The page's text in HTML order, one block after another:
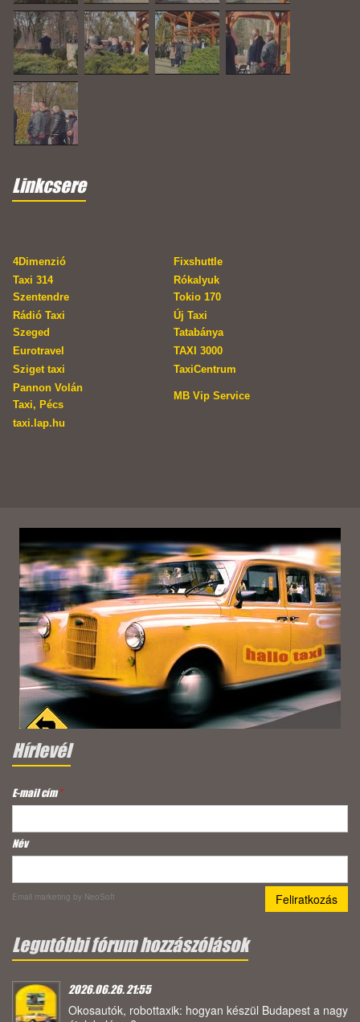
Linkcsere
4Dimenzió
Fixshuttle
Taxi 314
Szentendre
Rókalyuk
Tokio 170
Rádió Taxi
Szeged
Új Taxi
Tatabánya
Eurotravel
TAXI 3000
Sziget taxi
TaxiCentrum
Pannon Volán
Taxi, Pécs
MB Vip Service
taxi.lap.hu
Hírlevél
E-mail cím*
Név
Email marketing by NeoSoft
Legutóbbi fórum hozzászólások
2026.06.26. 21:55
Okosautók, robottaxik: hogyan készül Budapest a nagy